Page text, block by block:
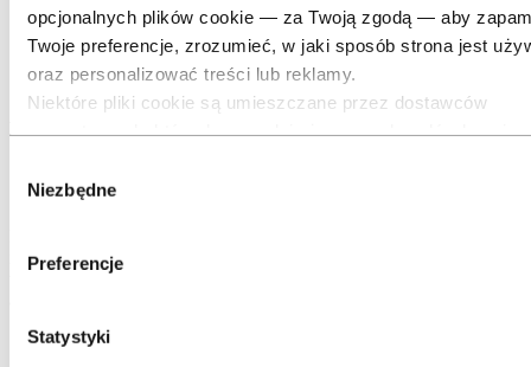
opcjonalnych plików cookie — za Twoją zgodą — aby
Twoje preferencje, zrozumieć, w jaki sposób strona jest
oraz personalizować treści lub reklamy.
Niektóre pliki cookie są umieszczane przez dostawców
podczas Twojego korzystania z naszej strony z innymi
odpowiedzialny za dany plik cookie strony trzeciej jest
Listę tych podmiotów znajdziesz w tabeli plików cookie
zgody
Niezbędne
Preferencje
Statystyki
Aluminium
Branże, które obsługujemy
Motoryzacja
Zarządzanie ciepłem
Wysokowydajne zarządzanie
ciepłem w pojazdach
nowe wyzwania przed samochodowymi układami zarządzania
termicznego. My dostarczymy Ci odpowiedni system wykonany z